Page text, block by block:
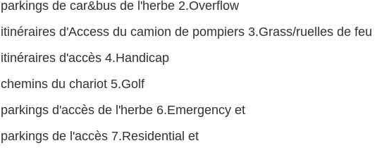
parkings de car&bus de l'herbe 2.Overflow
itinéraires d'Access du camion de pompiers 3.Grass/ruelles de feu
itinéraires d'accès 4.Handicap
chemins du chariot 5.Golf
parkings d'accès de l'herbe 6.Emergency et
parkings de l'accès 7.Residential et